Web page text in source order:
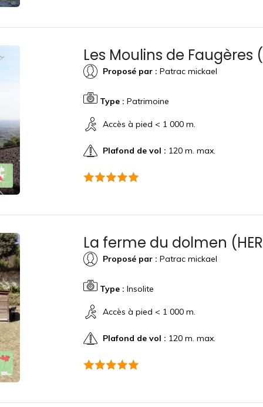
Les Moulins de Faugères
Proposé par : Patrac mickael
Type : Patrimoine
Accès à pied < 1 000 m.
Plafond de vol : 120 m. max.
La ferme du dolmen
Proposé par : Patrac mickael
Type : Insolite
Accès à pied < 1 000 m.
Plafond de vol : 120 m. max.